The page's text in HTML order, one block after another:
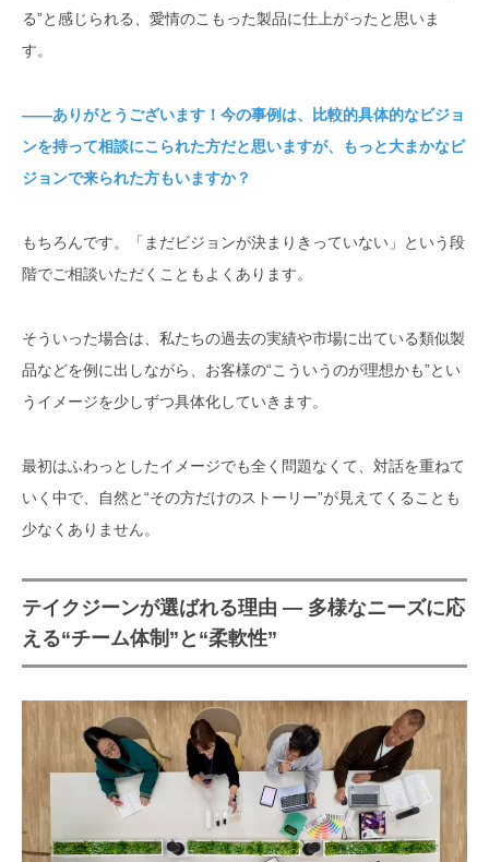
る”と感じられる、愛情のこもった製品に仕上がったと思いま
す。
――ありがとうございます！今の事例は、比較的具体的なビジョ
ンを持って相談にこられた方だと思いますが、もっと大まかなビ
ジョンで来られた方もいますか？
もちろんです。「まだビジョンが決まりきっていない」という段
階でご相談いただくこともよくあります。
そういった場合は、私たちの過去の実績や市場に出ている類似製
品などを例に出しながら、お客様の“こういうのが理想かも”とい
うイメージを少しずつ具体化していきます。
最初はふわっとしたイメージでも全く問題なくて、対話を重ねて
いく中で、自然と“その方だけのストーリー”が見えてくることも
少なくありません。
テイクジーンが選ばれる理由 ― 多様なニーズに応
える“チーム体制”と“柔軟性”